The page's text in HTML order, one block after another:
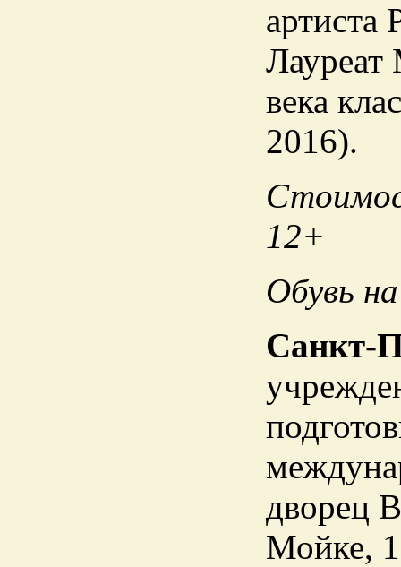
артиста
Лауреат
века
2016).
12+
Обувь
Санкт-
дворец
Мойке,